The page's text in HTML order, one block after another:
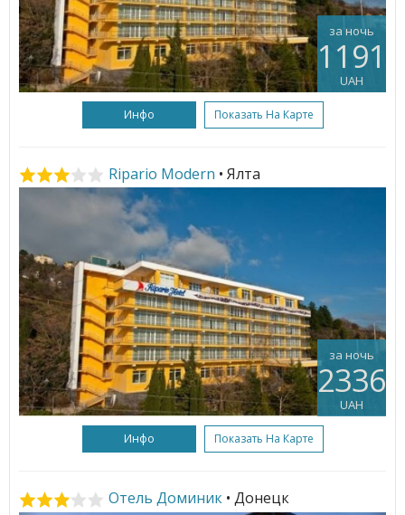
за ночь
1191
UAH
Инфо Показать На Карте
Ripario Modern • Ялта
за ночь
2336
UAH
Инфо Показать На Карте
Отель Доминик • Донецк